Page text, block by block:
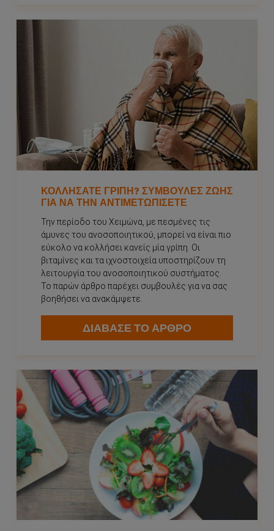
ΚΟΛΛΉΣΑΤΕ ΓΡΊΠΗ? ΣΥΜΒΟΥΛΈΣ ΖΩΉΣ
ΓΙΑ ΝΑ ΤΗΝ ΑΝΤΙΜΕΤΩΠΊΣΕΤΕ
Την περίοδο του Χειμώνα, με πεσμένες τις
άμυνες του ανοσοποιητικού, μπορεί να είναι πιο
εύκολο να κολλήσει κανείς μία γρίπη. Οι
βιταμίνες και τα ιχνοστοιχεία υποστηρίζουν τη
λειτουργία του ανοσοποιητικού συστήματος.
Το παρών άρθρο παρέχει συμβουλές για να σας
βοηθήσει να ανακάμψετε.
ΔΙΑΒΑΣΕ ΤΟ ΑΡΘΡΟ